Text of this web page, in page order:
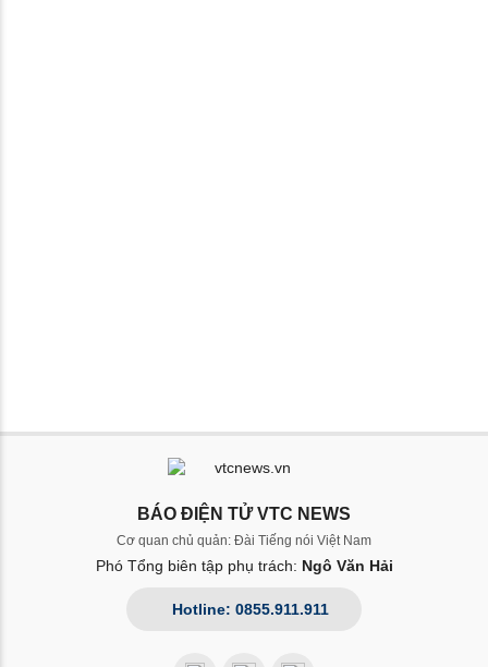
BÁO ĐIỆN TỬ VTC NEWS
Cơ quan chủ quản: Đài Tiếng nói Việt Nam
Phó Tổng biên tập phụ trách: Ngô Văn Hải
Hotline: 0855.911.911